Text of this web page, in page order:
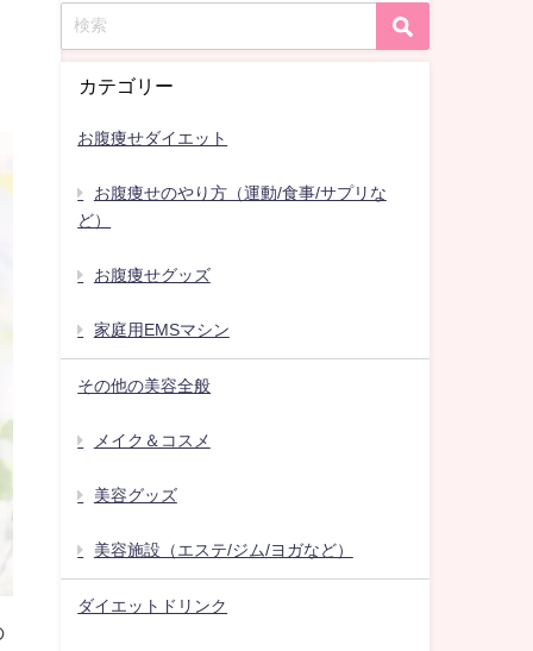
カテゴリー
お腹痩せダイエット
お腹痩せのやり方（運動/食事/サプリな
ど）
お腹痩せグッズ
家庭用EMSマシン
その他の美容全般
メイク＆コスメ
美容グッズ
美容施設（エステ/ジム/ヨガなど）
ダイエットドリンク